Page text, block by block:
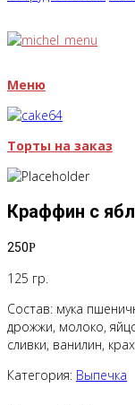
Меню
Торты на заказ
Краффин с
250Р
125 гр.
Состав: мука
дрожжи, молоко,
сливки, ванилин,
Категория: Выпечка